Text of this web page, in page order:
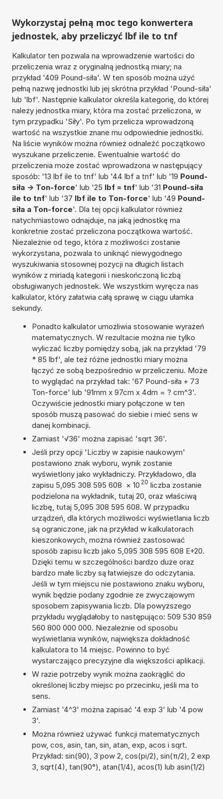
Wykorzystaj pełną moc tego konwertera
jednostek, aby przeliczyć lbf ile to tnf
Kalkulator ten pozwala na wprowadzenie wartości do
przeliczenia wraz z oryginalną jednostką miary; na
przykład '409 Pound-siła'. W ten sposób można użyć
pełną nazwę jednostki lub jej skrótna przykład 'Pound-siła'
lub 'lbf'. Następnie kalkulator określa kategorię, do której
należy jednostka miary, która ma zostać przeliczona, w
tym przypadku 'Siły'. Po tym przelicza wprowadzoną
wartość na wszystkie znane mu odpowiednie jednostki.
Na liście wyników można również odnaleźć początkowo
wyszukane przeliczenie. Ewentualnie wartość do
przeliczenia może zostać wprowadzona w następujący
sposób: '13 lbf ile to tnf' lub '44 lbf a tnf' lub '19 Pound-
siła -> Ton-force' lub '25 lbf = tnf' lub '31 Pound-siła
ile to tnf' lub '37 lbf ile to Ton-force' lub '49 Pound-
siła a Ton-force'. Dla tej opcji kalkulator również
natychmiastowo odnajduje, na jaką jednostkę ma
konkretnie zostać przeliczona początkowa wartość.
Niezależnie od tego, która z możliwości zostanie
wykorzystana, pozwala to uniknąć niewygodnego
wyszukiwania stosownej pozycji na długich listach
wyników z miriadą kategorii i nieskończoną liczbą
obsługiwanych jednostek. We wszystkim wyręcza nas
kalkulator, który załatwia całą sprawę w ciągu ułamka
sekundy.
Ponadto kalkulator umożliwia stosowanie wyrażeń
matematycznych. W rezultacie można nie tylko
wyliczać liczby pomiędzy sobą, jak na przykład '79
* 85 lbf', ale też różne jednostki miary można
łączyć ze sobą bezpośrednio w przeliczeniu. Może
to wyglądać na przykład tak: '67 Pound-siła + 73
Ton-force' lub '91mm x 97cm x 4dm = ? cm^3'.
Oczywiście jednostki miary połączone w ten
sposób muszą pasować do siebie i mieć sens w
danej kombinacji.
Zamiast '√36' można zapisać 'sqrt 36'.
Jeśli przy opcji 'Liczby w zapisie naukowym'
postawiono znak wyboru, wynik zostanie
wyświetlony jako wykładniczy. Przykładowo, dla
zapisu 5,095 308 595 608 × 10 20 liczba zostanie
podzielona na wykładnik, tutaj 20, oraz właściwą
liczbę, tutaj 5,095 308 595 608. W przypadku
urządzeń, dla których możliwości wyświetlania liczb
są ograniczone, jak na przykład w kalkulatorach
kieszonkowych, można również zastosować
sposób zapisu liczb jako 5,095 308 595 608 E+20.
Dzięki temu w szczególności bardzo duże oraz
bardzo małe liczby są łatwiejsze do odczytania.
Jeśli w tym miejscu nie postawiono znaku wyboru,
wynik będzie podany zgodnie ze zwyczajowym
sposobem zapisywania liczb. Dla powyższego
przykładu wyglądałoby to następująco: 509 530 859
560 800 000 000. Niezależnie od sposobu
wyświetlania wyników, największa dokładność
kalkulatora to 14 miejsc. Powinno to być
wystarczająco precyzyjne dla większości aplikacji.
W razie potrzeby wynik można zaokrąglić do
określonej liczby miejsc po przecinku, jeśli ma to
sens.
Zamiast '4^3' można zapisać '4 exp 3' lub '4 pow
3'.
Można również używać funkcji matematycznych
pow, cos, asin, tan, sin, atan, exp, acos i sqrt.
Przykład: sin(90), 3 pow 2, cos(pi/2), sin(π/2), 2 exp
3, sqrt(4), tan(90°), atan(1/4), acos(1) lub asin(1/2)